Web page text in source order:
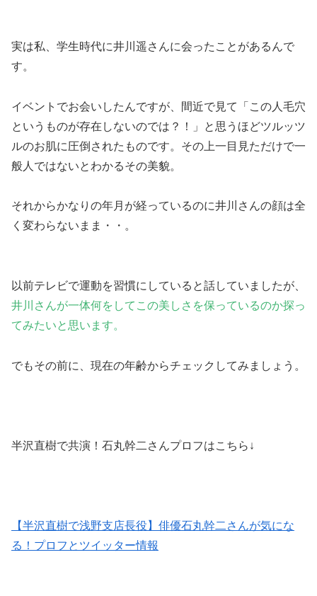
実は私、学生時代に井川遥さんに会ったことがある んで
す。
イベントでお会いしたんですが、間近で見て「この人毛穴
というものが存在しないのでは？！」と思うほどツルッツ
ルのお肌に圧倒されたものです。その上一目見ただけで一
般人ではないとわかるその美貌。
それからかなりの年月が経っているのに井川さんの顔は全
く変わらないまま・・。
以前テレビで運動を習慣にしていると話していましたが、
井川さんが一体何をしてこの美しさを保っているのか探っ
てみたいと思います。
でもその前に、現在の年齢からチェックしてみましょう。
半沢直樹で共演！石丸幹二さんプロフはこちら↓
【半沢直樹で浅野支店長役】俳優石丸幹二さんが気にな
る！プロフとツイッター情報